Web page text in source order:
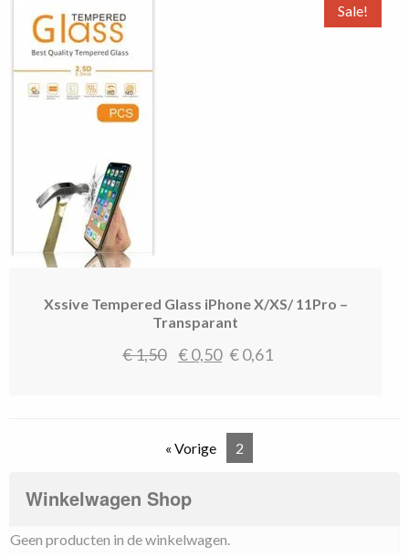
laag
Sale!
Xssive Tempered Glass iPhone X/XS/ 11Pro –
Transparant
€1,50
Oorspronkelijke
€0,50 Huidige
€ 0,50.
€0,61
« Vorige 2
Winkelwagen Shop
Geen producten in de winkelwagen.